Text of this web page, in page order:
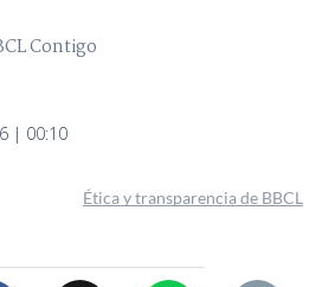
Contigo
| 00:10
Ética y transparencia de BBCL